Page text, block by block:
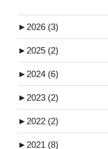
► 2026 (3)
► 2025 (2)
► 2024 (6)
► 2023 (2)
► 2022 (2)
► 2021 (8)